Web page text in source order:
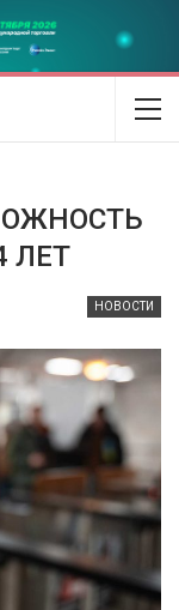
ЛЕТ
НОВОСТИ